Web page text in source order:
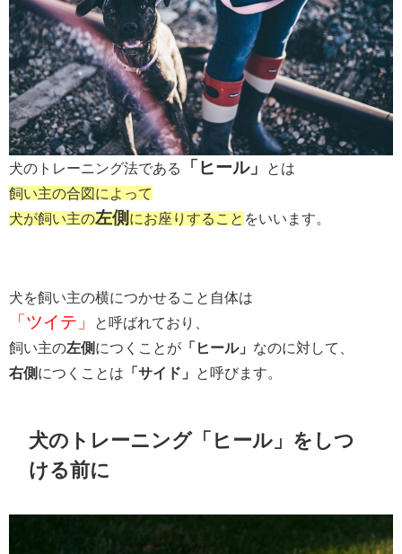
犬のトレーニング法である 「ヒール」
とは
飼い主の合図によって
犬が飼い主の左側 にお座りすること をいいます。
犬を飼い主の横につかせること自体は
「ツイテ」
と呼ばれており、
飼い主の左側 につくことが 「ヒール」 なのに対して、
右側 につくことは 「サイド」 と呼びます。
犬のトレーニング「ヒール」をしつ
ける前に